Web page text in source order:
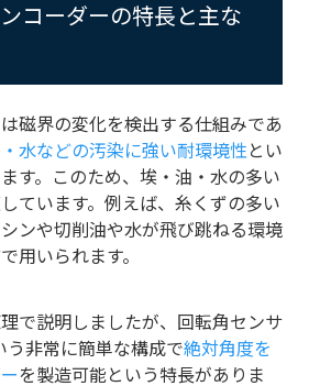
コーダーの特長と主な
磁界の変化を検出する仕組みであ
水などの汚染に強い耐環境性 とい
す。このため、埃・油・水の多い
ています。例えば、糸くずの多い
ンや切削油や水が飛び跳ねる環境
用いられます。
で説明しましたが、回転角センサ
う非常に簡単な構成で絶対角度を
を製造可能という特長がありま